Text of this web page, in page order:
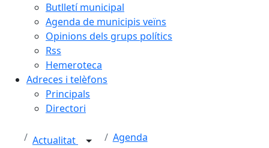
Butlletí municipal
Agenda de municipis veïns
Opinions dels grups polítics
Rss
Hemeroteca
Adreces i telèfons
Principals
Directori
Actualitat Agenda